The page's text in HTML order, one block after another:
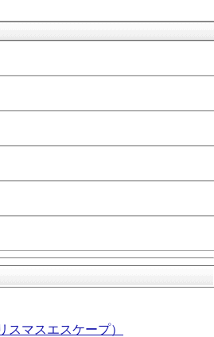
スマスエスケープ）